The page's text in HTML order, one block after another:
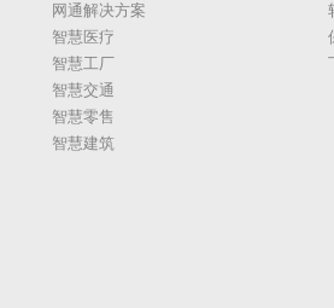
网通解决方案
智慧医疗
智慧工厂
智慧交通
智慧零售
智慧建筑